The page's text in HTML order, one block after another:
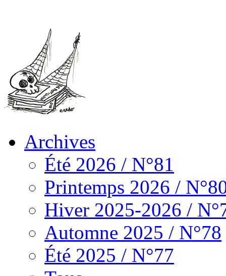
Archives
Été 2026 / N°81
Printemps 2026 /
Hiver 2025-2026 /
Automne 2025 / N°78
Été 2025 / N°77